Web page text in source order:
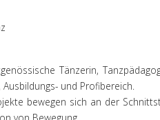
Tänzerin,
und Profibereich.
bewegen sich an der